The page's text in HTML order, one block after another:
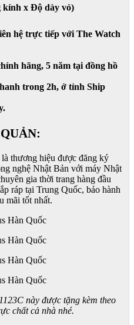
kính x Độ dày vỏ)
hệ trực tiếp với The Watch
hãng, 5 năm tại đồng hồ
trong 2h, ở tỉnh Ship
là thương hiệu được đăng ký
nghệ Nhật Bản với máy Nhật
gia thời trang hàng đầu
ráp tại Trung Quốc, bảo hành
mãi tốt nhất.
này được tặng kèm theo
chất cả nhà nhé.